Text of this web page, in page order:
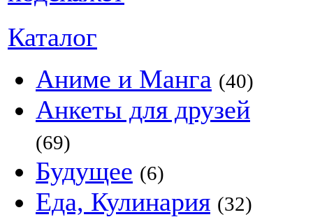
Каталог
Аниме и Манга (40)
Анкеты для друзей
(69)
Будущее (6)
Еда, Кулинария (32)